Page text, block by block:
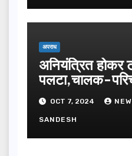
अपराध
अनियंत्रित
पलटा,चालक-
OCT 7, 2024
SANDESH